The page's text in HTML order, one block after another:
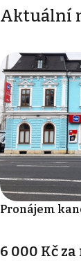
Aktuální
Pronájem
6 000 Kč za